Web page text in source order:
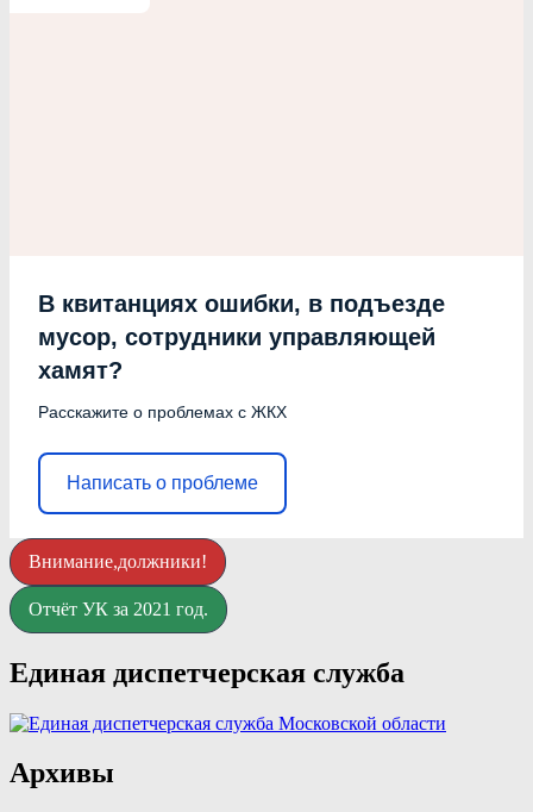
В квитанциях ошибки, в подъезде
мусор, сотрудники управляющей
хамят?
Расскажите о проблемах с ЖКХ
Написать о проблеме
Внимание,должники!
Отчёт УК за 2021 год.
Единая диспетчерская служба
Архивы